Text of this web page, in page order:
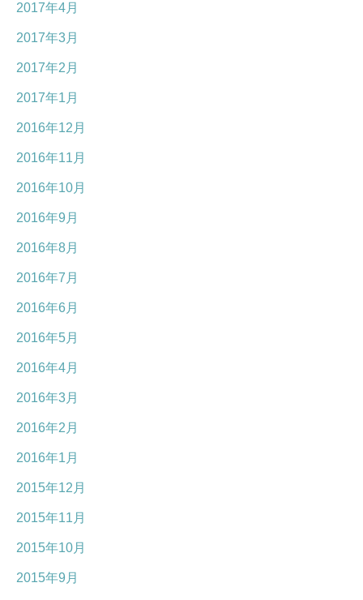
2017年4月
2017年3月
2017年2月
2017年1月
2016年12月
2016年11月
2016年10月
2016年9月
2016年8月
2016年7月
2016年6月
2016年5月
2016年4月
2016年3月
2016年2月
2016年1月
2015年12月
2015年11月
2015年10月
2015年9月